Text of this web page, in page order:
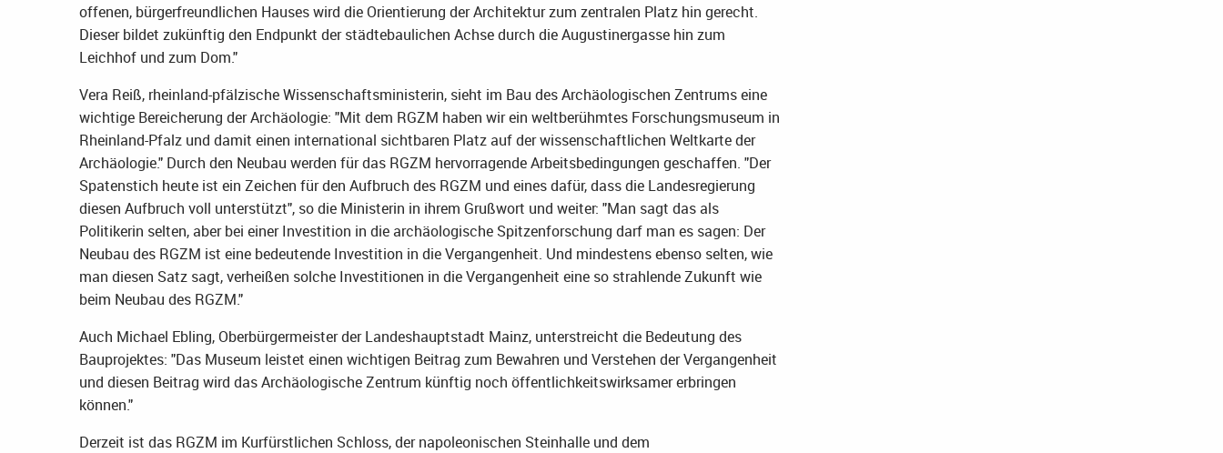
offenen, bürgerfreundlichen Hauses wird die Orientierung der Architektur zum zentralen Platz hin gerecht.
Dieser bildet zukünftig den Endpunkt der städtebaulichen Achse durch die Augustinergasse hin zum
Leichhof und zum Dom."
Vera Reiß, rheinland-pfälzische Wissenschaftsministerin, sieht im Bau des Archäologischen Zentrums eine
wichtige Bereicherung der Archäologie: "Mit dem RGZM haben wir ein weltberühmtes Forschungsmuseum in
Rheinland-Pfalz und damit einen international sichtbaren Platz auf der wissenschaftlichen Weltkarte der
Archäologie." Durch den Neubau werden für das RGZM hervorragende Arbeitsbedingungen geschaffen. "Der
Spatenstich heute ist ein Zeichen für den Aufbruch des RGZM und eines dafür, dass die Landesregierung
diesen Aufbruch voll unterstützt", so die Ministerin in ihrem Grußwort und weiter: "Man sagt das als
Politikerin selten, aber bei einer Investition in die archäologische Spitzenforschung darf man es sagen: Der
Neubau des RGZM ist eine bedeutende Investition in die Vergangenheit. Und mindestens ebenso selten, wie
man diesen Satz sagt, verheißen solche Investitionen in die Vergangenheit eine so strahlende Zukunft wie
beim Neubau des RGZM."
Auch Michael Ebling, Oberbürgermeister der Landeshauptstadt Mainz, unterstreicht die Bedeutung des
Bauprojektes: "Das Museum leistet einen wichtigen Beitrag zum Bewahren und Verstehen der Vergangenheit
und diesen Beitrag wird das Archäologische Zentrum künftig noch öffentlichkeitswirksamer erbringen
können."
Derzeit ist das RGZM im Kurfürstlichen Schloss, der napoleonischen Steinhalle und dem